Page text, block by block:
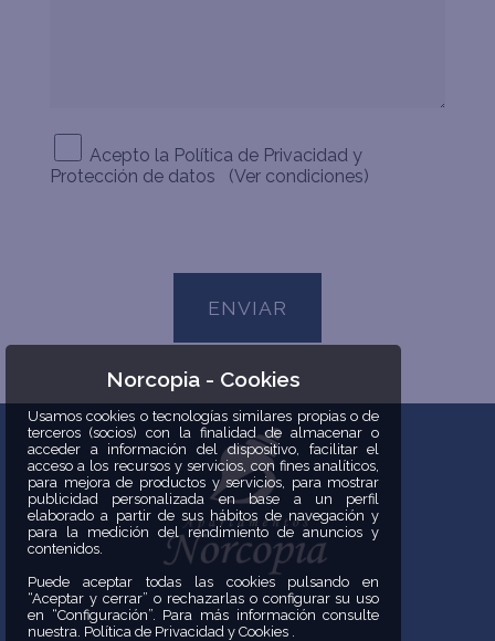
Norcopia - Cookies
Usamos cookies o tecnologías similares propias o de
terceros (socios) con la finalidad de almacenar o
acceder a información del dispositivo, facilitar el
acceso a los recursos y servicios, con fines analíticos,
para mejora de productos y servicios, para mostrar
publicidad personalizada en base a un perfil
elaborado a partir de sus hábitos de navegación y
para la medición del rendimiento de anuncios y
contenidos.
Puede aceptar todas las cookies pulsando en
“Aceptar y cerrar” o rechazarlas o configurar su uso
en “Configuración”. Para más información consulte
nuestra. Política de Privacidad y Cookies .
Acepto la Política de Privacidad y
Protección de datos
(Ver condiciones)
ENVIAR